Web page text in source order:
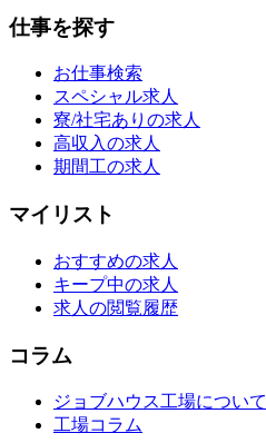
仕事を探す
お仕事検索
スペシャル求人
寮/社宅ありの求人
高収入の求人
期間工の求人
マイリスト
おすすめの求人
キープ中の求人
求人の閲覧履歴
コラム
ジョブハウス工場について
工場コラム